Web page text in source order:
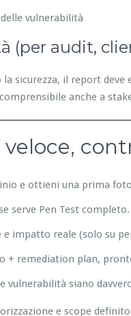
vulnerabilità
(per audit,
sicurezza, il report
anche a
veloce,
e ottieni una prima
serve Pen Test completo.
e impatto reale (solo su
+ remediation plan,
vulnerabilità siano
e scope